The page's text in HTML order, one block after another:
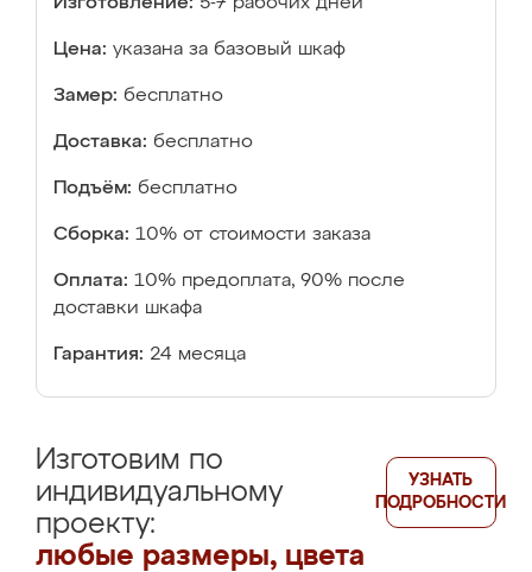
Цена: указана за базовый шкаф
Замер: бесплатно
Доставка: бесплатно
Подъём: бесплатно
Сборка: 10% от стоимости заказа
Оплата: 10% предоплата, 90% после
доставки шкафа
Гарантия: 24 месяца
Изготовим по
индивидуальному
проекту:
любые размеры, цвета
УЗНАТЬ
ПОДРОБНОСТИ